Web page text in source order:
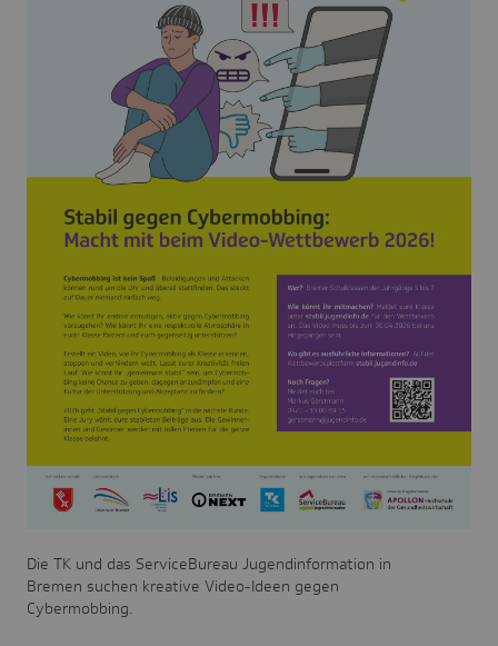
Die TK und das ServiceBureau Jugendinformation in
Bremen suchen kreative Video-Ideen gegen
Cybermobbing.